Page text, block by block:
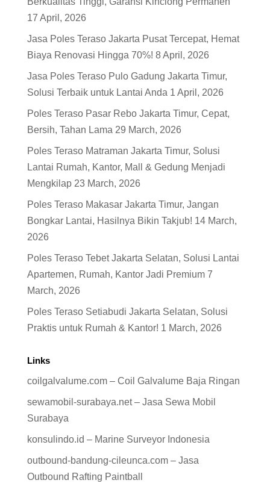
17 April, 2026
Jasa Poles Teraso Jakarta Pusat Tercepat, Hemat
Biaya Renovasi Hingga 70%! 8 April, 2026
Jasa Poles Teraso Pulo Gadung Jakarta Timur,
Solusi Terbaik untuk Lantai Anda 1 April, 2026
Poles Teraso Pasar Rebo Jakarta Timur, Cepat,
Bersih, Tahan Lama 29 March, 2026
Poles Teraso Matraman Jakarta Timur, Solusi
Lantai Rumah, Kantor, Mall & Gedung Menjadi
Mengkilap 23 March, 2026
Poles Teraso Makasar Jakarta Timur, Jangan
Bongkar Lantai, Hasilnya Bikin Takjub! 14 March,
2026
Poles Teraso Tebet Jakarta Selatan, Solusi Lantai
Apartemen, Rumah, Kantor Jadi Premium 7
March, 2026
Poles Teraso Setiabudi Jakarta Selatan, Solusi
Praktis untuk Rumah & Kantor! 1 March, 2026
Links
coilgalvalume.com – Coil Galvalume Baja Ringan
sewamobil-surabaya.net – Jasa Sewa Mobil
Surabaya
konsulindo.id – Marine Surveyor Indonesia
outbound-bandung-cileunca.com – Jasa
Outbound Rafting Paintball